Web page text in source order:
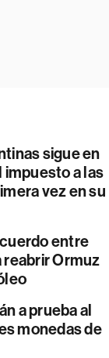
sigue en
impuesto a las
vez en su
entre
reabrir Ormuz
a prueba al
monedas de